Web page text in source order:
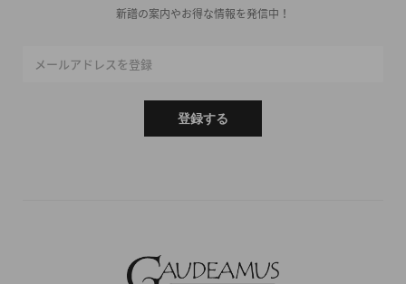
新譜の案内やお得な情報を発信中！
メールアドレスを登録
登録する